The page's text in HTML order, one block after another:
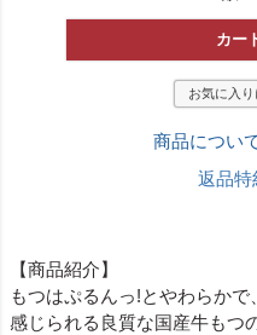
カー
お気に入
商品につい
返品特
【商品紹介】
もつはぷるんっ!とやわらか
感じられる良質な国産牛もつ